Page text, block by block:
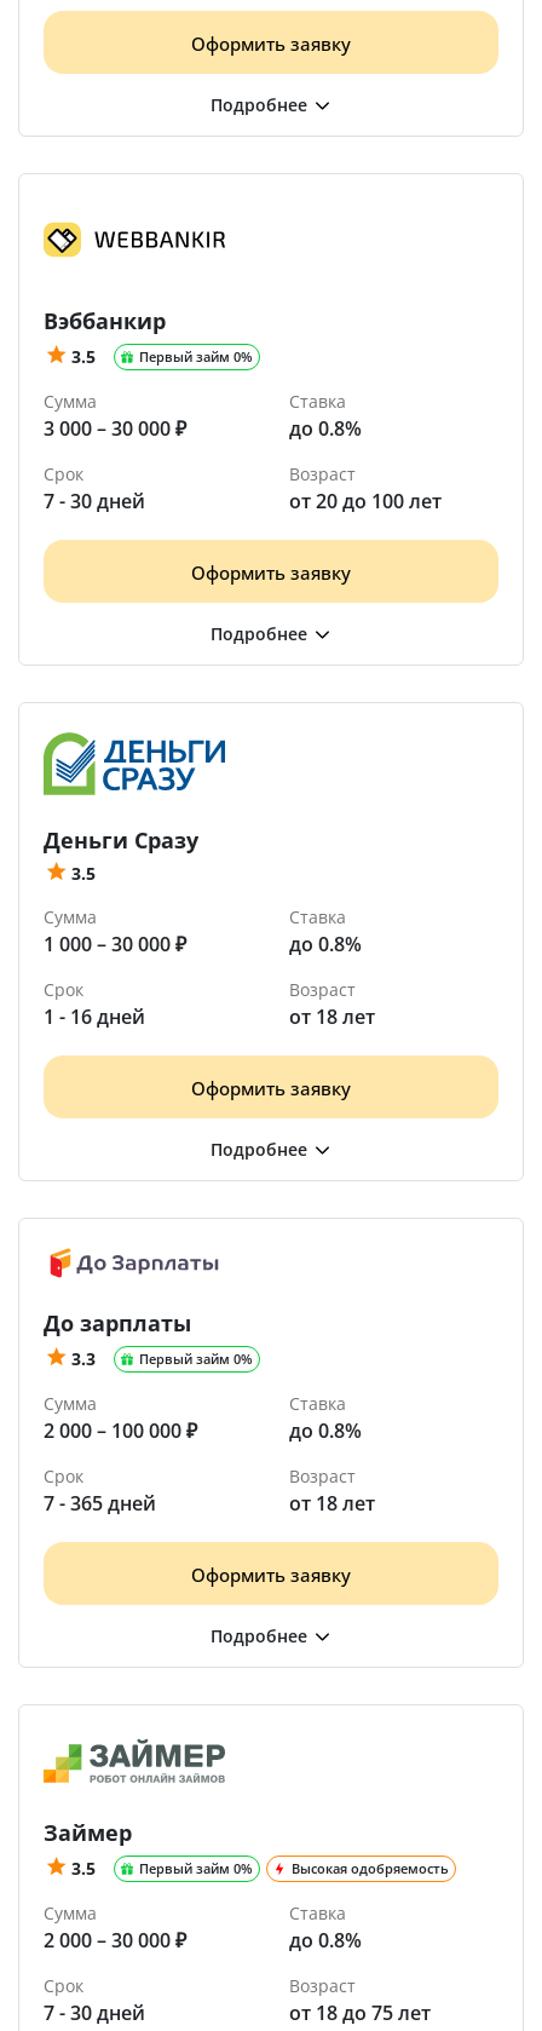
Оформить заявку
Вэббанкир
3.5 Первый займ 0%
Сумма
3 000 – 30 000 ₽
Ставка
до 0.8%
Срок
7 - 30 дней
Возраст
от 20 до 100 лет
Оформить заявку
Деньги Сразу
3.5
Сумма
1 000 – 30 000 ₽
Ставка
до 0.8%
Срок
1 - 16 дней
Возраст
от 18 лет
Оформить заявку
До зарплаты
3.3 Первый займ 0%
Сумма
2 000 – 100 000 ₽
Ставка
до 0.8%
Срок
7 - 365 дней
Возраст
от 18 лет
Оформить заявку
Займер
3.5 Первый займ 0% Высокая одобряемость
Сумма
2 000 – 30 000 ₽
Ставка
до 0.8%
Срок
7 - 30 дней
Возраст
от 18 до 75 лет